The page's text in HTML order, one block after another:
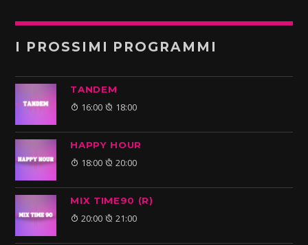
I PROSSIMI PROGRAMMI
TANDEM
16:00 18:00
HAPPY HOUR
18:00 20:00
MIX TIME90 (R)
20:00 21:00